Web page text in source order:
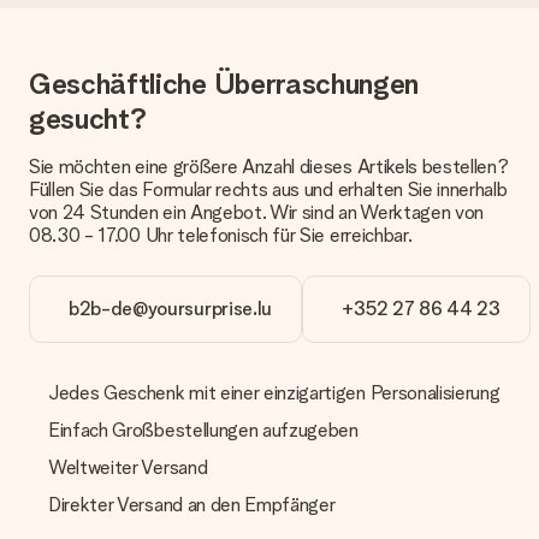
Welche Lieferoptionen stehen zur Verfügung?
Derzeit können wir (noch) keine verschiedenen Lieferoptionen
anbieten. Das Geschenk, das bestellt wird, wird als Paket oder
oder Päckchen geliefert wird, kontaktiere bitte unseren
Kundenservice.
Zahlung
Wie kann ich meine Bestellung bezahlen?
Wir bieten die folgenden Zahlungsoptionen an: Vorauskasse
mit normaler Überweisung, Sofortüberweisung, Paypal,
Kreditkarte oder auf Rechnung über Klarna. Bei einer
Geschenks jedoch um 3 Werktage.
Geschenk empfangen
Was, wenn das Geschenk meine Erwartungen nicht
erfüllt?
Geschäftliche Überraschungen
gesucht?
Sie möchten eine größere Anzahl dieses Artikels bestellen?
Füllen Sie das Formular rechts aus und erhalten Sie innerhalb
von 24 Stunden ein Angebot. Wir sind an Werktagen von
08.30 - 17.00 Uhr telefonisch für Sie erreichbar.
b2b-de@yoursurprise.lu +352 27 86 44 23
Jedes Geschenk mit einer einzigartigen Personalisierung
Einfach Großbestellungen aufzugeben
Weltweiter Versand
Direkter Versand an den Empfänger